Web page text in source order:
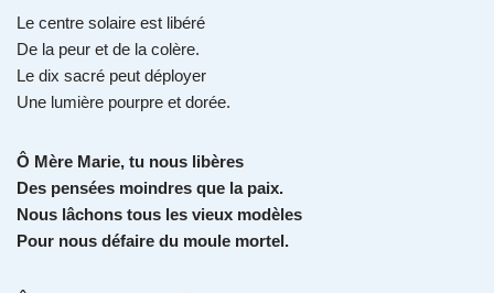
Le centre solaire est libéré
De la peur et de la colère.
Le dix sacré peut déployer
Une lumière pourpre et dorée.
Ô Mère Marie, tu nous libères
Des pensées moindres que la paix.
Nous lâchons tous les vieux modèles
Pour nous défaire du moule mortel.